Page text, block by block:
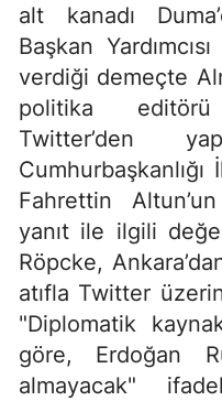
alt kanadı
Başkan
verdiği demeçte
politika
Twitter’den
Fahrettin
yanıt ile ilgili
Röpcke,
atıfla Twitter
"Diplomatik
göre, Erdoğan
almayacak"